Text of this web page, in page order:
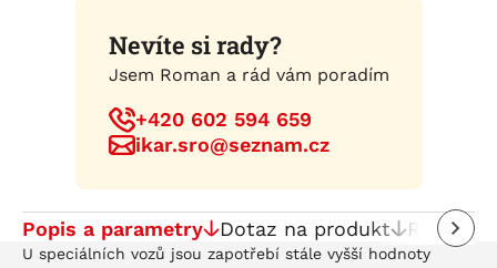
Nevíte si rady?
Jsem Roman a rád vám poradím
+420 602 594 659
ikar.sro@seznam.cz
Popis a parametry Dotaz na produkt Recenze
U speciálních vozů jsou zapotřebí stále vyšší hodnoty